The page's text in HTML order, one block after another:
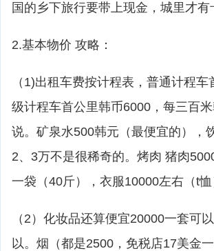
国的乡下旅行要带上现金，城里才有
2.基本物价 攻略：
（1)出租车费按计程表，普通计程
级计程车首公里韩币6000，每三百
说。矿泉水500韩元（最便宜的），
2、3万不是很稀奇的。烤肉 猪肉
一袋（40斤），衣服10000左右（t
（2）化妆品还算便宜20000一套可
以。烟（都是2500，免税店17美金